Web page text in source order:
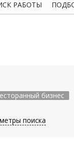
РАБОТЫ
бизнес
поиска